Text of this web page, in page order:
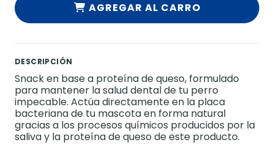
AGREGAR AL CARRO
DESCRIPCIÓN
Snack en base a proteína de queso, formulado
para mantener la salud dental de tu perro
impecable. Actúa directamente en la placa
bacteriana de tu mascota en forma natural
gracias a los procesos químicos producidos por la
saliva y la proteína de queso de este producto.